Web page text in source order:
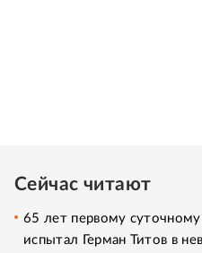
Сейчас читают
65 лет первому
испытал Герман Титов в